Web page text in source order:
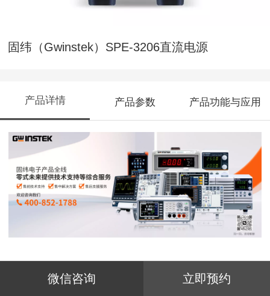
固纬（Gwinstek）SPE-3206直流电源
产品详情 产品参数 产品功能与应用
SPE3206经济型直流稳定电源，是高质
微信咨询 立即预约